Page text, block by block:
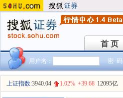
首 页
首 页
用户名： 密 码
上证指数:3940.04 1.02% +39.68 12095亿